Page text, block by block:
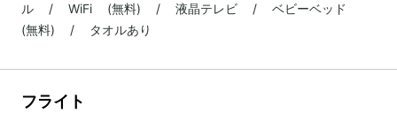
ル / WiFi (無料) / 液晶テレビ / ベビーベッド
(無料) / タオルあり
フライト